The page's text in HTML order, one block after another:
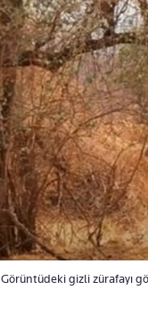
Görüntüdeki gizli zürafayı